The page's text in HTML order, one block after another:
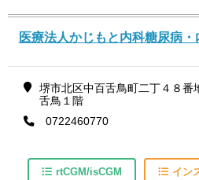
医療法人かじもと内科糖尿病・
堺市北区中百舌鳥町二丁４８番
舌鳥１階
0722460770
rtCGM/isCGM イン